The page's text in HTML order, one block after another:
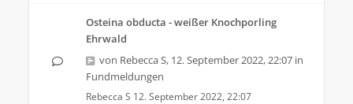
Osteina obducta - weißer Knochporling
Ehrwald
von Rebecca S, 12. September 2022, 22:07 in
Fundmeldungen
Rebecca S 12. September 2022, 22:07